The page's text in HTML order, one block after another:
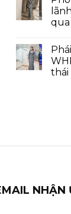
thái
NHẬN